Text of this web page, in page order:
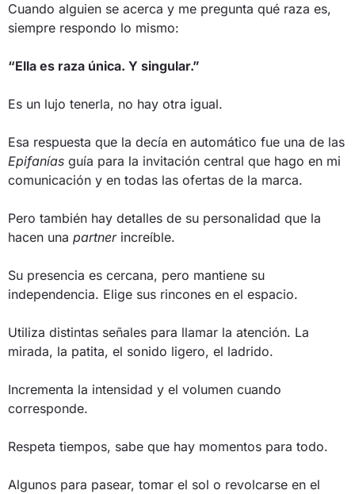
Cuando alguien se acerca y me pregunta qué raza es,
siempre respondo lo mismo:
“Ella es raza única. Y singular.”
Es un lujo tenerla, no hay otra igual.
Esa respuesta que la decía en automático fue una de las
Epifanías guía para la invitación central que hago en mi
comunicación y en todas las ofertas de la marca.
Pero también hay detalles de su personalidad que la
hacen una partnerincreíble.
Su presencia es cercana, pero mantiene su
independencia. Elige sus rincones en el espacio.
Utiliza distintas señales para llamar la atención. La
mirada, la patita, el sonido ligero, el ladrido.
Incrementa la intensidad y el volumen cuando
corresponde.
Respeta tiempos, sabe que hay momentos para todo.
Algunos para pasear, tomar el sol o revolcarse en el